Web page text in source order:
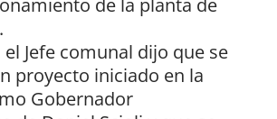
de la planta de
Jefe comunal dijo que se
proyecto iniciado en la
Gobernador